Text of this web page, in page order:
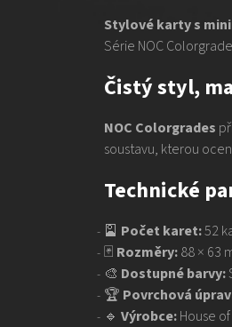
Stylové karty s
Série NOC
Čistý styl,
NOC Colorgrades
soustavu, kterou
Technické
🎴 Počet karet:52
🃏 Rozměry:88 × 63
🎨 Dostupné barvy:
🏆 Povrchová
🔹 Výrobce:House